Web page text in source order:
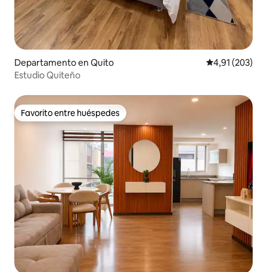
Departamento en Quito Calificación
4,91 (203)
Estudio Quiteño
Favorito entre huéspedes
Favorito entre huéspedes